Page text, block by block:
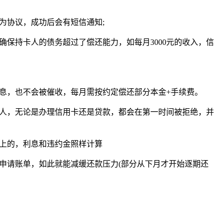
协议，成功后会有短信通知;
持卡人的债务超过了偿还能力，如每月3000元的收入，信
也不会被催收，每月需按约定偿还部分本金+手续费。
，无论是办理信用卡还是贷款，都会在第一时间被拒绝，并
的，利息和违约金照样计算
请账单，如此就能减缓还款压力(部分从下月才开始逐期还